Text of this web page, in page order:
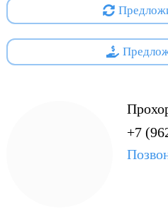
сроки.
Среди коттеджных поселков
лучшее соотношение цена-
осуществляется в течении 2-4х
развитая инфраструктура и
Самары. Экологически чистый
недалекий от цивилизации
+7